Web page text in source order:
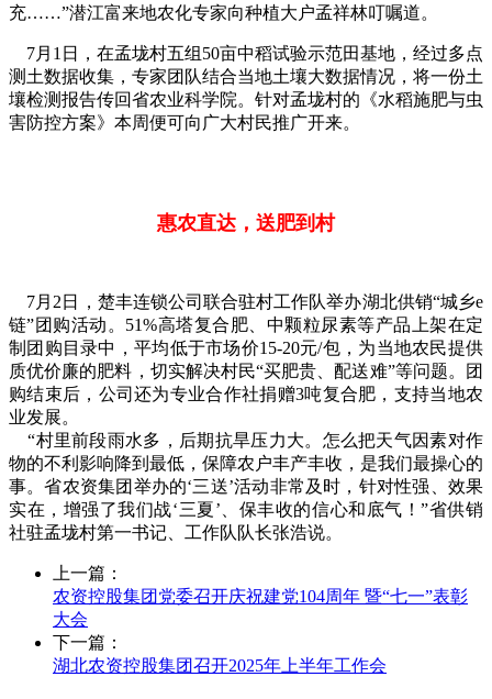
充……”潜江富来地农化专家向种植大户孟祥林叮嘱道。
7月1日，在孟垅村五组50亩中稻试验示范田基地，经过多点
测土数据收集，专家团队结合当地土壤大数据情况，将一份土
壤检测报告传回省农业科学院。针对孟垅村的《水稻施肥与虫
害防控方案》本周便可向广大村民推广开来。
惠农直达，送肥到村
7月2日，楚丰连锁公司联合驻村工作队举办湖北供销“城乡e
链”团购活动。51%高塔复合肥、中颗粒尿素等产品上架在定
制团购目录中，平均低于市场价15-20元/包，为当地农民提供
质优价廉的肥料，切实解决村民“买肥贵、配送难”等问题。团
购结束后，公司还为专业合作社捐赠3吨复合肥，支持当地农
业发展。
“村里前段雨水多，后期抗旱压力大。怎么把天气因素对作
物的不利影响降到最低，保障农户丰产丰收，是我们最操心的
事。省农资集团举办的‘三送’活动非常及时，针对性强、效果
实在，增强了我们战‘三夏’、保丰收的信心和底气！”省供销
社驻孟垅村第一书记、工作队队长张浩说。
上一篇：
农资控股集团党委召开庆祝建党104周年 暨“七一”表彰
大会
下一篇：
湖北农资控股集团召开2025年上半年工作会